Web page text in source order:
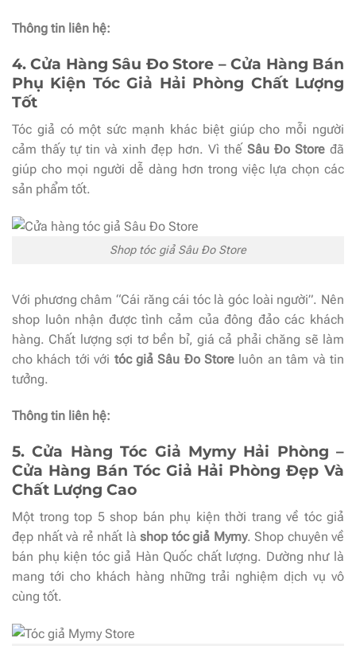
Thông tin liên hệ:
4. Cửa Hàng Sâu Đo Store – Cửa Hàng Bán
Phụ Kiện Tóc Giả Hải Phòng Chất Lượng
Tốt
Tóc giả có một sức mạnh khác biệt giúp cho mỗi người
cảm thấy tự tin và xinh đẹp hơn. Vì thế Sâu Đo Stoređã
giúp cho mọi người dễ dàng hơn trong việc lựa chọn các
sản phẩm tốt.
Shop tóc giả Sâu Đo Store
Với phương châm “Cái răng cái tóc là góc loài người”. Nên
shop luôn nhận được tình cảm của đông đảo các khách
hàng. Chất lượng sợi tơ bền bỉ, giá cả phải chăng sẽ làm
cho khách tới với tóc giả Sâu Đo Store luôn an tâm và tin
tưởng.
Thông tin liên hệ:
5. Cửa Hàng Tóc Giả Mymy Hải Phòng –
Cửa Hàng Bán Tóc Giả Hải Phòng Đẹp Và
Chất Lượng Cao
Một trong top 5 shop bán phụ kiện thời trang về tóc giả
đẹp nhất và rẻ nhất là shop tóc giả Mymy. Shop chuyên về
bán phụ kiện tóc giả Hàn Quốc chất lượng. Dường như là
mang tới cho khách hàng những trải nghiệm dịch vụ vô
cùng tốt.